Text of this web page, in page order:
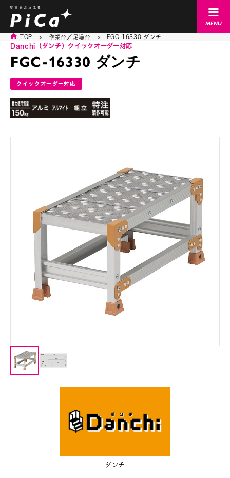
TOP > 作業台／足場台 > FGC-16330 ダンチ
FGC-16330 ダンチ
Danchi（ダンチ） クイックオーダー対応
クイックオーダー対応
ダンチ